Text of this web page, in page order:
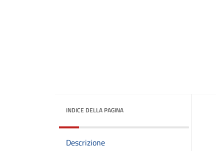
INDICE DELLA PAGINA
Descrizione